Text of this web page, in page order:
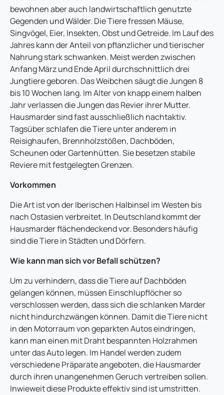
bewohnen aber auch landwirtschaftlich genutzte
Gegenden und Wälder. Die Tiere fressen Mäuse,
Singvögel, Eier, Insekten, Obst und Getreide. Im Lauf des
Jahres kann der Anteil von pflanzlicher und tierischer
Nahrung stark schwanken. Meist werden zwischen
Anfang März und Ende April durchschnittlich drei
Jungtiere geboren. Das Weibchen säugt die Jungen 8
bis 10 Wochen lang. Im Alter von knapp einem halben
Jahr verlassen die Jungen das Revier ihrer Mutter.
Hausmarder sind fast ausschließlich nachtaktiv.
Tagsüber schlafen die Tiere unter anderem in
Reisighaufen, Brennholzstößen, Dachböden,
Scheunen oder Gartenhütten. Sie besetzen stabile
Reviere mit festgelegten Grenzen.
Vorkommen
Die Art ist von der Iberischen Halbinsel im Westen bis
nach Ostasien verbreitet. In Deutschland kommt der
Hausmarder flächendeckend vor. Besonders häufig
sind die Tiere in Städten und Dörfern.
Wie kann man sich vor Befall schützen?
Um zu verhindern, dass die Tiere auf Dachböden
gelangen können, müssen Einschlupflöcher so
verschlossen werden, dass sich die schlanken Marder
nicht hindurchzwängen können. Damit die Tiere nicht
in den Motorraum von geparkten Autos eindringen,
kann man einen mit Draht bespannten Holzrahmen
unter das Auto legen. Im Handel werden zudem
verschiedene Präparate angeboten, die Hausmarder
durch ihren unangenehmen Geruch vertreiben sollen.
Inwieweit diese Produkte effektiv sind ist umstritten.